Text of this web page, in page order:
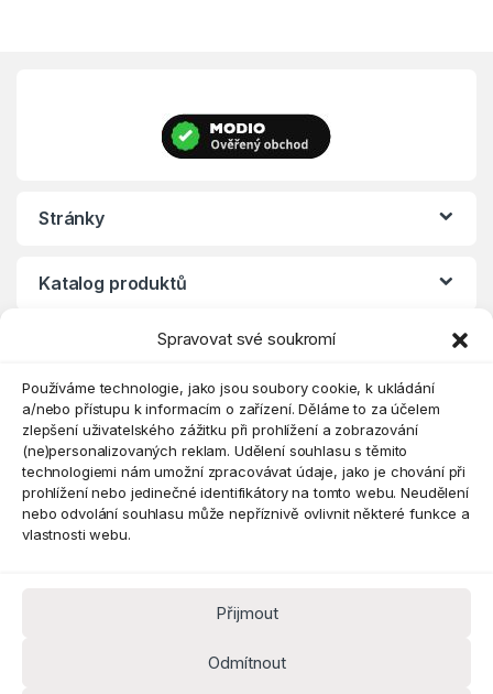
Spravovat své soukromí
Používáme technologie, jako jsou soubory cookie, k ukládání
a/nebo přístupu k informacím o zařízení. Děláme to za účelem
zlepšení uživatelského zážitku při prohlížení a zobrazování
(ne)personalizovaných reklam. Udělení souhlasu s těmito
technologiemi nám umožní zpracovávat údaje, jako je chování při
prohlížení nebo jedinečné identifikátory na tomto webu. Neudělení
nebo odvolání souhlasu může nepříznivě ovlivnit některé funkce a
vlastnosti webu.
Přijmout
Odmítnout
Stránky
Katalog produktů
Máte dotaz? Kontaktujte nás
k.cz